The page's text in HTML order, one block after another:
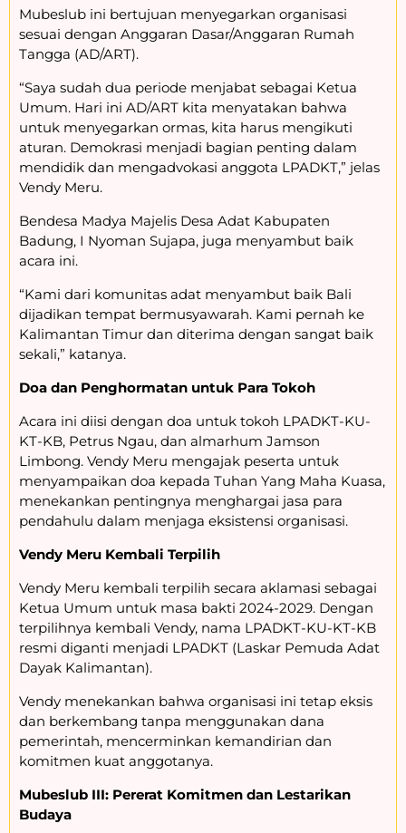
Mubeslub ini bertujuan menyegarkan organisasi
sesuai dengan Anggaran Dasar/Anggaran Rumah
Tangga (AD/ART).
“Saya sudah dua periode menjabat sebagai Ketua
Umum. Hari ini AD/ART kita menyatakan bahwa
untuk menyegarkan ormas, kita harus mengikuti
aturan. Demokrasi menjadi bagian penting dalam
mendidik dan mengadvokasi anggota LPADKT,” jelas
Vendy Meru.
Bendesa Madya Majelis Desa Adat Kabupaten
Badung, I Nyoman Sujapa, juga menyambut baik
acara ini.
“Kami dari komunitas adat menyambut baik Bali
dijadikan tempat bermusyawarah. Kami pernah ke
Kalimantan Timur dan diterima dengan sangat baik
sekali,” katanya.
Doa dan Penghormatan untuk Para Tokoh
Acara ini diisi dengan doa untuk tokoh LPADKT-KU-
KT-KB, Petrus Ngau, dan almarhum Jamson
Limbong. Vendy Meru mengajak peserta untuk
menyampaikan doa kepada Tuhan Yang Maha Kuasa,
menekankan pentingnya menghargai jasa para
pendahulu dalam menjaga eksistensi organisasi.
Vendy Meru Kembali Terpilih
Vendy Meru kembali terpilih secara aklamasi sebagai
Ketua Umum untuk masa bakti 2024-2029. Dengan
terpilihnya kembali Vendy, nama LPADKT-KU-KT-KB
resmi diganti menjadi LPADKT (Laskar Pemuda Adat
Dayak Kalimantan).
Vendy menekankan bahwa organisasi ini tetap eksis
dan berkembang tanpa menggunakan dana
pemerintah, mencerminkan kemandirian dan
komitmen kuat anggotanya.
Mubeslub III: Pererat Komitmen dan Lestarikan
Budaya